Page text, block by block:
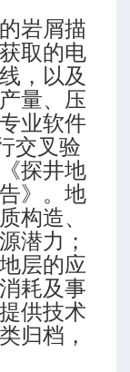
岩屑描
取的电
，以及
量、压
业软件
交叉验
探井地
》。地
构造、
潜力；
层的应
耗及事
供技术
归档，